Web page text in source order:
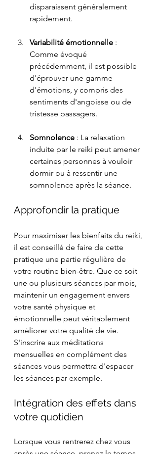
disparaissent généralement
rapidement.
Variabilité émotionnelle :
Comme évoqué
précédemment, il est possible
d'éprouver une gamme
d'émotions, y compris des
sentiments d'angoisse ou de
tristesse passagers.
Somnolence : La relaxation
induite par le reiki peut amener
certaines personnes à vouloir
dormir ou à ressentir une
somnolence après la séance.
Approfondir la pratique
Pour maximiser les bienfaits du reiki,
il est conseillé de faire de cette
pratique une partie régulière de
votre routine bien-être. Que ce soit
une ou plusieurs séances par mois,
maintenir un engagement envers
votre santé physique et
émotionnelle peut véritablement
améliorer votre qualité de vie.
S'inscrire aux méditations
mensuelles en complément des
séances vous permettra d'espacer
les séances par exemple.
Intégration des effets dans
votre quotidien
Lorsque vous rentrerez chez vous